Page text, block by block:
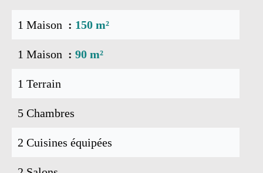
1 Maison 150 m²
1 Maison 90 m²
1 Terrain
5 Chambres
2 Cuisines équipées